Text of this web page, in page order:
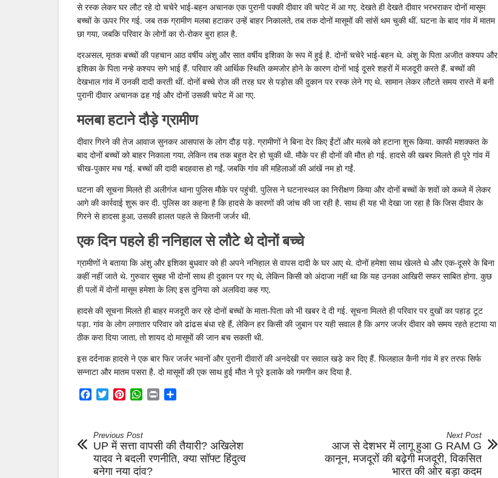
से रस्क लेकर घर लौट रहे दो चचेरे भाई-बहन अचानक एक पुरानी पक्की दीवार की चपेट में आ गए. देखते ही देखते दीवार भरभराकर दोनों मासूम
बच्चों के ऊपर गिर गई. जब तक ग्रामीण मलबा हटाकर उन्हें बाहर निकालते, तब तक दोनों मासूमों की सांसें थम चुकी थीं. घटना के बाद गांव में मातम
छा गया, जबकि परिवार के लोगों का रो-रोकर बुरा हाल है.
दरअसल, मृतक बच्चों की पहचान आठ वर्षीय अंशु और सात वर्षीय इशिका के रूप में हुई है. दोनों चचेरे भाई-बहन थे. अंशु के पिता अजीत कश्यप और
इशिका के पिता नन्हे कश्यप सगे भाई हैं. परिवार की आर्थिक स्थिति कमजोर होने के कारण दोनों भाई दूसरे शहरों में मजदूरी करते हैं. बच्चों की
देखभाल गांव में उनकी दादी करती थीं. दोनों बच्चे रोज की तरह घर से पड़ोस की दुकान पर रस्क लेने गए थे. सामान लेकर लौटते समय रास्ते में बनी
पुरानी दीवार अचानक ढह गई और दोनों उसकी चपेट में आ गए.
मलबा हटाने दौड़े ग्रामीण
दीवार गिरने की तेज आवाज सुनकर आसपास के लोग दौड़ पड़े. ग्रामीणों ने बिना देर किए ईंटों और मलबे को हटाना शुरू किया. काफी मशक्कत के
बाद दोनों बच्चों को बाहर निकाला गया, लेकिन तब तक बहुत देर हो चुकी थी. मौके पर ही दोनों की मौत हो गई. हादसे की खबर मिलते ही पूरे गांव में
चीख-पुकार मच गई. बच्चों की दादी बदहवास हो गईं, जबकि गांव की महिलाओं की आंखें नम हो गईं.
घटना की सूचना मिलते ही अलीगंज थाना पुलिस मौके पर पहुंची. पुलिस ने घटनास्थल का निरीक्षण किया और दोनों बच्चों के शवों को कब्जे में लेकर
आगे की कार्रवाई शुरू कर दी. पुलिस का कहना है कि हादसे के कारणों की जांच की जा रही है. साथ ही यह भी देखा जा रहा है कि जिस दीवार के
गिरने से हादसा हुआ, उसकी हालत पहले से कितनी जर्जर थी.
एक दिन पहले ही ननिहाल से लौटे थे दोनों बच्चे
ग्रामीणों ने बताया कि अंशु और इशिका बुधवार को ही अपने ननिहाल से वापस दादी के घर आए थे. दोनों हमेशा साथ खेलते थे और एक-दूसरे के बिना
कहीं नहीं जाते थे. गुरुवार सुबह भी दोनों साथ ही दुकान पर गए थे, लेकिन किसी को अंदाजा नहीं था कि यह उनका आखिरी सफर साबित होगा. कुछ
ही पलों में दोनों मासूम हमेशा के लिए इस दुनिया को अलविदा कह गए.
हादसे की सूचना मिलते ही बाहर मजदूरी कर रहे दोनों बच्चों के माता-पिता को भी खबर दे दी गई. सूचना मिलते ही परिवार पर दुखों का पहाड़ टूट
पड़ा. गांव के लोग लगातार परिवार को ढांढस बंधा रहे हैं, लेकिन हर किसी की जुबान पर यही सवाल है कि अगर जर्जर दीवार को समय रहते हटाया या
ठीक करा दिया जाता, तो शायद दो मासूमों की जान बच सकती थी.
इस दर्दनाक हादसे ने एक बार फिर जर्जर भवनों और पुरानी दीवारों की अनदेखी पर सवाल खड़े कर दिए हैं. फिलहाल कैनी गांव में हर तरफ सिर्फ
सन्नाटा और मातम पसरा है. दो मासूमों की एक साथ हुई मौत ने पूरे इलाके को गमगीन कर दिया है.
Facebook
TwitterPinterestWhatsApp
Print
Previous Post
UP में सत्ता वापसी की तैयारी? अखिलेश
यादव ने बदली रणनीति, क्या सॉफ्ट हिंदुत्व
बनेगा नया दांव?
Next Post
आज से देशभर में लागू हुआ G RAM G
कानून, मजदूरों की बढ़ेगी मजदूरी, विकसित
भारत की ओर बड़ा कदम